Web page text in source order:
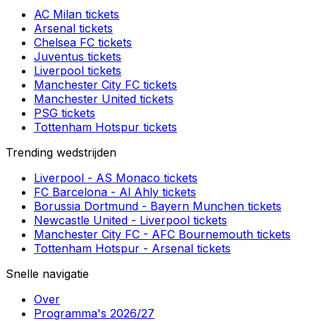
AC Milan tickets
Arsenal tickets
Chelsea FC tickets
Juventus tickets
Liverpool tickets
Manchester City FC tickets
Manchester United tickets
PSG tickets
Tottenham Hotspur tickets
Trending wedstrijden
Liverpool - AS Monaco tickets
FC Barcelona - Al Ahly tickets
Borussia Dortmund - Bayern Munchen tickets
Newcastle United - Liverpool tickets
Manchester City FC - AFC Bournemouth tickets
Tottenham Hotspur - Arsenal tickets
Snelle navigatie
Over
Programma's 2026/27